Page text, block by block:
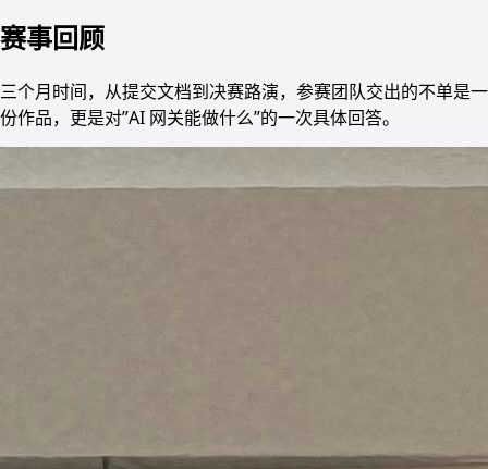
赛事回顾
三个月时间，从提交文档到决赛路演，参赛团队交出的不单是一
份作品，更是对”AI 网关能做什么”的一次具体回答。